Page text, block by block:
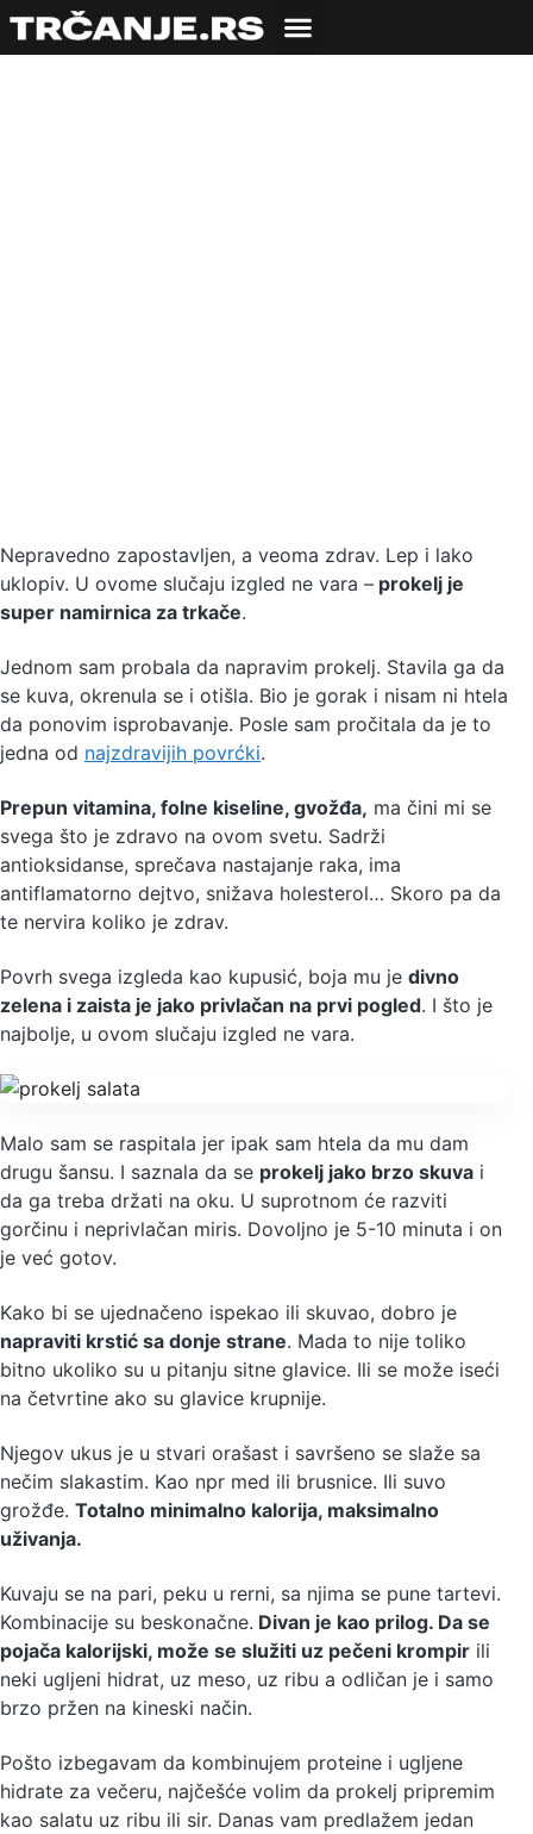
Nepravedno zapostavljen, a veoma zdrav. Lep i lako
uklopiv. U ovome slučaju izgled ne vara – prokelj je
super namirnica za trkače.
Jednom sam probala da napravim prokelj. Stavila ga da
se kuva, okrenula se i otišla. Bio je gorak i nisam ni htela
da ponovim isprobavanje. Posle sam pročitala da je to
jedna od najzdravijih povrćki.
Prepun vitamina, folne kiseline, gvožđa, ma čini mi se
svega što je zdravo na ovom svetu. Sadrži
antioksidanse, sprečava nastajanje raka, ima
antiflamatorno dejtvo, snižava holesterol… Skoro pa da
te nervira koliko je zdrav.
Povrh svega izgleda kao kupusić, boja mu je divno
zelena i zaista je jako privlačan na prvi pogled. I što je
najbolje, u ovom slučaju izgled ne vara.
Malo sam se raspitala jer ipak sam htela da mu dam
drugu šansu. I saznala da se prokelj jako brzo skuva i
da ga treba držati na oku. U suprotnom će razviti
gorčinu i neprivlačan miris. Dovoljno je 5-10 minuta i on
je već gotov.
Kako bi se ujednačeno ispekao ili skuvao, dobro je
napraviti krstić sa donje strane. Mada to nije toliko
bitno ukoliko su u pitanju sitne glavice. Ili se može iseći
na četvrtine ako su glavice krupnije.
Njegov ukus je u stvari orašast i savršeno se slaže sa
nečim slakastim. Kao npr med ili brusnice. Ili suvo
grožđe. Totalno minimalno kalorija, maksimalno
uživanja.
Kuvaju se na pari, peku u rerni, sa njima se pune tartevi.
Kombinacije su beskonačne. Divan je kao prilog. Da se
pojača kalorijski, može se služiti uz pečeni krompir ili
neki ugljeni hidrat, uz meso, uz ribu a odličan je i samo
brzo pržen na kineski način.
Pošto izbegavam da kombinujem proteine i ugljene
hidrate za večeru, najčešće volim da prokelj pripremim
kao salatu uz ribu ili sir. Danas vam predlažem jedan